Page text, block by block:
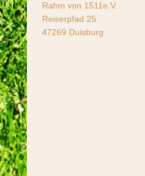
Rahm von 1511e.V.
Reiserpfad 25
47269 Duisburg